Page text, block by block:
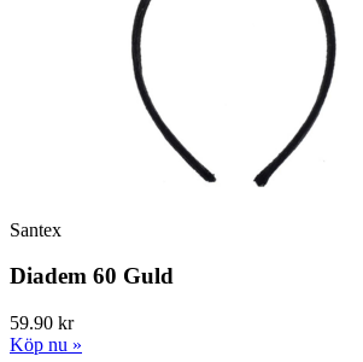
Santex
Diadem 60 Guld
59.90 kr
Köp nu »